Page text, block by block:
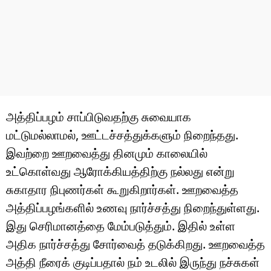
அத்திப்பழம் சாப்பிடுவதற்கு சுவையாக
மட்டுமல்லாமல், ஊட்டச்சத்துக்களும் நிறைந்தது.
இவற்றை ஊறவைத்து தினமும் காலையில்
உட்கொள்வது ஆரோக்கியத்திற்கு நல்லது என்று
சுகாதார நிபுணர்கள் கூறுகிறார்கள். ஊறவைத்த
அத்திப்பழங்களில் உணவு நார்ச்சத்து நிறைந்துள்ளது.
இது செரிமானத்தை மேம்படுத்தும். இதில் உள்ள
அதிக நார்ச்சத்து சோர்வைத் தடுக்கிறது. ஊறவைத்த
அத்தி நீரைக் குடிப்பதால் நம் உடலில் இருந்து நச்சுகள்